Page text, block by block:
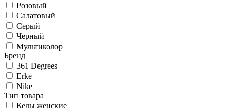
Розовый
Салатовый
Серый
Черный
Мультиколор
Бренд
361 Degrees
Erke
Nike
Тип товара
Кеды женские